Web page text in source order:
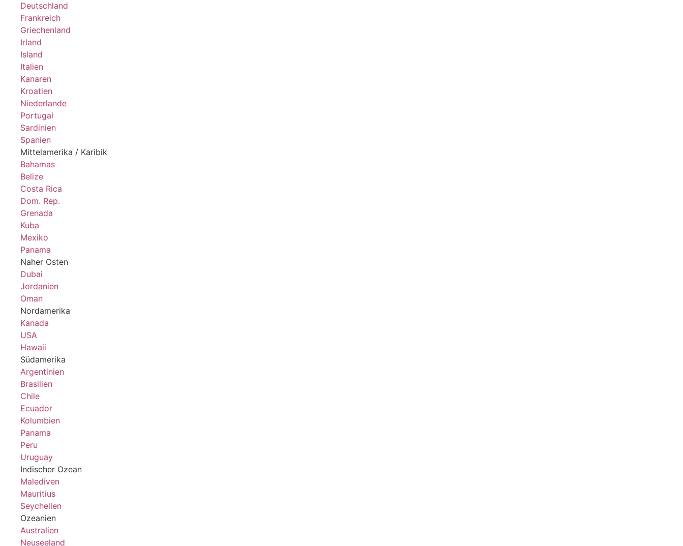
Deutschland
Frankreich
Griechenland
Irland
Island
Italien
Kanaren
Kroatien
Niederlande
Portugal
Sardinien
Spanien
Mittelamerika / Karibik
Bahamas
Belize
Costa Rica
Dom. Rep.
Grenada
Kuba
Mexiko
Panama
Naher Osten
Dubai
Jordanien
Oman
Nordamerika
Kanada
USA
Hawaii
Südamerika
Argentinien
Brasilien
Chile
Ecuador
Kolumbien
Panama
Peru
Uruguay
Indischer Ozean
Malediven
Mauritius
Seychellen
Ozeanien
Australien
Neuseeland